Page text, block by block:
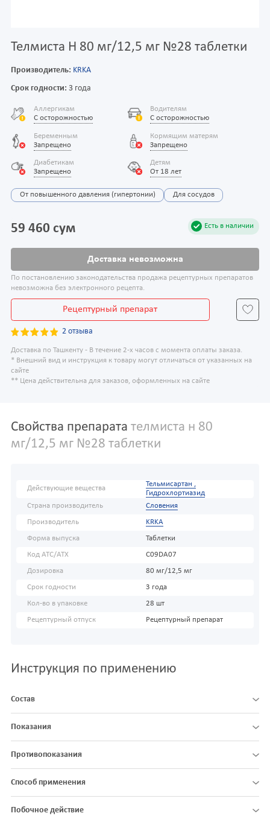
Телмиста Н 80 мг/12,5 мг №28 таблетки
Производитель: KRKA
Срок годности: 3 года
Аллергикам
С осторожностью
Водителям
С осторожностью
Беременным
Запрещено
Кормящим матерям
Запрещено
Диабетикам
Запрещено
Детям
От 18 лет
От повышенного давления (гипертонии) Для сосудов
Есть в наличии
59 460 сум
Доставка невозможна
По постановлению законодательства продажа рецептурных препаратов
невозможна без электронного рецепта.
Рецептурный препарат
2 отзыва
Доставка по Ташкенту - В течение 2-х часов с момента оплаты заказа.
* Внешний вид и инструкция к товару могут отличаться от указанных на
сайте
** Цена действительна для заказов, оформленных на сайте
Свойства препарата телмиста н 80
мг/12,5 мг №28 таблетки
Действующие вещества
Тельмисартан ,
Гидрохлортиазид
Страна производитель
Словения
Производитель KRKA
Форма выпуска Таблетки
Код АТС/ATX C09DA07
Дозировка 80 мг/12,5 мг
Срок годности 3 года
Кол-во в упаковке 28 шт
Рецептурный отпуск Рецептурный препарат
Инструкция по применению
Состав
Показания
Противопоказания
Способ применения
Побочное действие